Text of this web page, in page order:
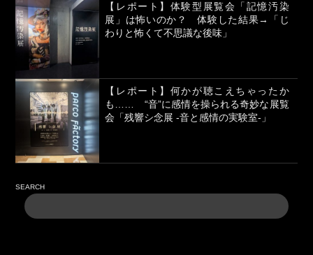
【レポート】体験型展覧会「記憶汚染
展」は怖いのか？ 体験した結果→「じ
わりと怖くて不思議な後味」
【レポート】何かが聴こえちゃったか
も…… “音”に感情を操られる奇妙な展覧
会「残響シ念展 -⾳と感情の実験室-」
SEARCH